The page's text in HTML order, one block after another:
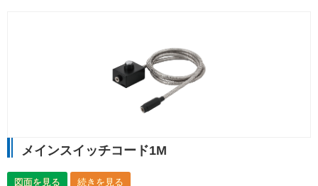
メインスイッチコード1M
図面を見る 続きを見る